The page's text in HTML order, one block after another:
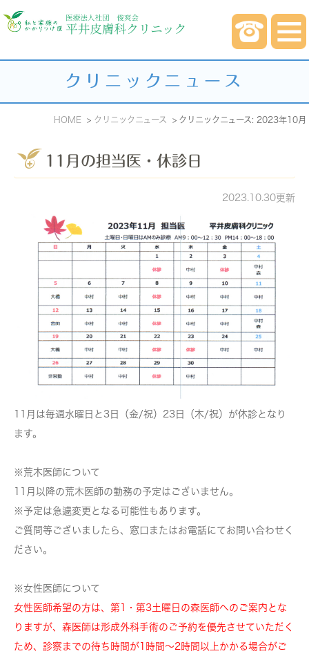
クリニックニュース
HOME クリニックニュース クリニックニュース: 2023年10月
11月の担当医・休診日
2023.10.30更新
11月は毎週水曜日 と 3日（金/祝）23日（木/祝） が休診となり
ます。
※荒木医師について
11月以降の荒木医師の勤務の予定はございません。
※予定は急遽変更となる可能性もあります。
ご質問等ございましたら、窓口またはお電話にてお問い合わせく
ださい。
※女性医師について
女性医師希望の方は、第1・第3土曜日の森医師へのご案内とな
りますが、森医師は形成外科手術のご予約を優先させていただく
ため、診察までの待ち時間が1時間～2時間以上かかる場合がご